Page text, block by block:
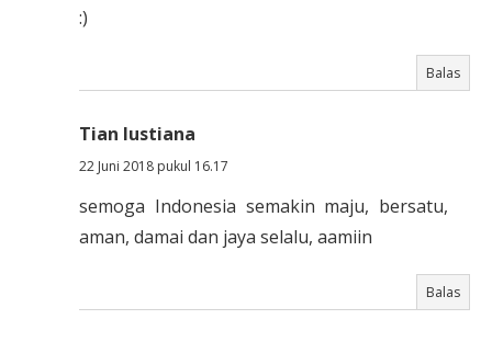
:)
Balas
Tian lustiana
22 Juni 2018 pukul 16.17
semoga Indonesia semakin maju, bersatu,
aman, damai dan jaya selalu, aamiin
Balas